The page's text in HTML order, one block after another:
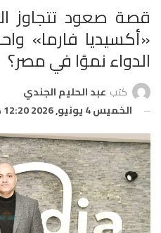
قصة صعود تتجاوز
«أكسيديا فارما»
الدواء نموًا في مصر؟
كتب عبد الحليم الجندي
الخميس 4 يونيو, 2026 12:20 ص